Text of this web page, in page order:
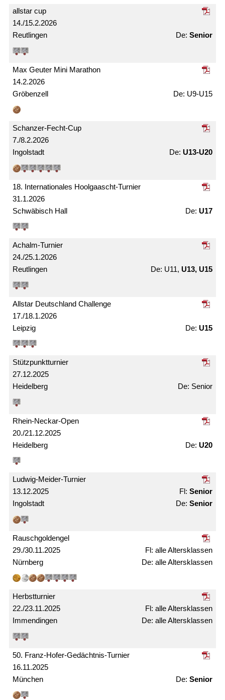
14./15.2.2026
allstar cup
Reutlingen Senior
14.2.2026
Max Geuter Mini Marathon
Gröbenzell U9-U15
7./8.2.2026
Schanzer-Fecht-Cup
Ingolstadt U13-U20
31.1.2026
18. Internationales Hoolgaascht-Turnier
Schwäbisch Hall U17
24./25.1.2026
Achalm-Turnier
Reutlingen U11, U13, U15
17./18.1.2026
Allstar Deutschland Challenge
Leipzig U15
27.12.2025
Stützpunkt­turnier
Heidelberg Senior
20./21.12.2025
Rhein-Neckar-Open
Heidelberg U20
13.12.2025
Ludwig-Meider-Turnier
Ingolstadt
Senior
Senior
29./30.11.2025
Rausch­gold­engel
Nürnberg
alle Alters­klassen
alle Alters­­klassen
22./23.11.2025
Herbst­turnier
Immendingen
alle Alters­klassen
alle Alters­klassen
16.11.2025
50. Franz-Hofer-Gedächtnis-Turnier
München Senior